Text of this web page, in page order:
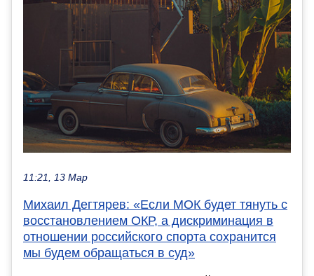
11:21, 13 Мар
Михаил Дегтярев: «Если МОК будет тянуть с
восстановлением ОКР, а дискриминация в
отношении российского спорта сохранится
мы будем обращаться в суд»